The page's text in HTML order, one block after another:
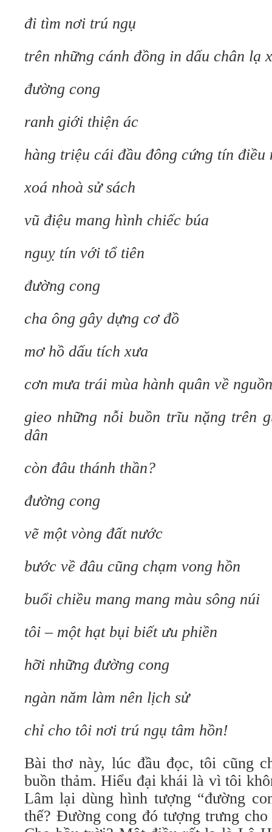
đi tìm nơi trú ngụ
trên những cánh đồng in dấu chân lạ
đường cong
ranh giới thiện ác
hàng triệu cái đầu đông cứng tín điều
xoá nhoà sử sách
vũ điệu mang hình chiếc búa
nguỵ tín với tổ tiên
đường cong
cha ông gây dựng cơ đồ
mơ hồ dấu tích xưa
cơn mưa trái mùa hành quân về
gieo những nỗi buồn trĩu nặng trên
dân
còn đâu thánh thần?
đường cong
vẽ một vòng đất nước
bước về đâu cũng chạm vong hồn
buổi chiều mang mang màu sông núi
tôi – một hạt bụi biết ưu phiền
hỡi những đường cong
ngàn năm làm nên lịch sử
chỉ cho tôi nơi trú ngụ tâm hồn!
Bài thơ này, lúc đầu đọc, tôi cũng
buồn thảm. Hiểu đại khái là vì tôi
Lâm lại dùng hình tượng “đường
thế? Đường cong đó tượng trưng